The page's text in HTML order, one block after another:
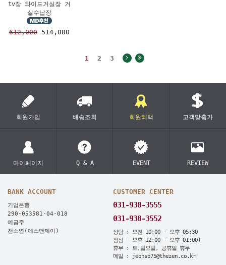
tv장 와이드거실장 거
실수납장
612,000514,080
1 2 3
회원가입 배송조회 회원혜택 고객맞춤가
마이페이지 Q & A EVENT REVIEW
BANK ACCOUNT
기업은행
290-053581-04-018
예금주
전소연(에스앤제이)
CUSTOMER CENTER
031-938-3555
031-938-3552
상담 : 오전 10:00 - 오후 05:30
점심 - 오후 12:00 - 오후 01:00)
휴무 : 토,일요일, 공휴일 휴무
메일 : jeonso75@thezen.co.kr